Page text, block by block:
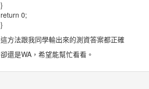
}
return 0;
}
這方法跟我同學輸出來的測資答案都正確
卻還是WA，希望能幫忙看看。